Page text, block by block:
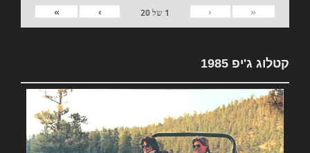
«
‹
1 של20
›
»
קטלוג ג'יפ 1985